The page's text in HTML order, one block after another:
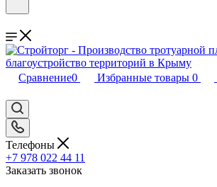
Сравнение0 Избранные товары 0
Телефоны
+7 978 022 44 11
Заказать звонок